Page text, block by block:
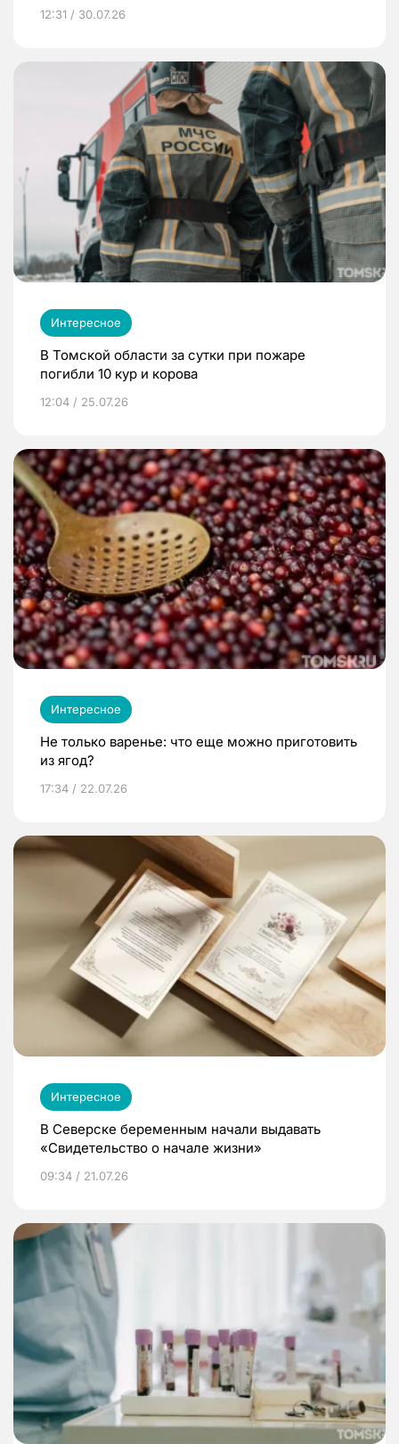
12:31 / 30.07.26
Интересное
В Томской области за сутки при пожаре
погибли 10 кур и корова
12:04 / 25.07.26
Интересное
Не только варенье: что еще можно приготовить
из ягод?
17:34 / 22.07.26
Интересное
В Северске беременным начали выдавать
«Свидетельство о начале жизни»
09:34 / 21.07.26